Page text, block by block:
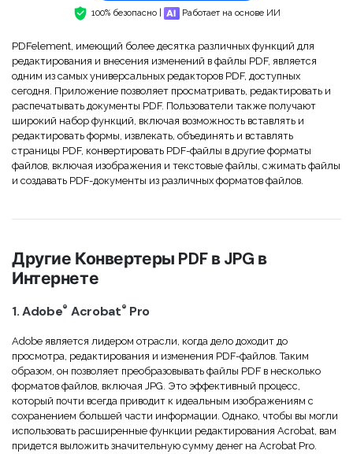
100% безопасно | Работает на основе ИИ
PDFelement, имеющий более десятка различных функций для
редактирования и внесения изменений в файлы PDF, является
одним из самых универсальных редакторов PDF, доступных
сегодня. Приложение позволяет просматривать, редактировать и
распечатывать документы PDF. Пользователи также получают
широкий набор функций, включая возможность вставлять и
редактировать формы, извлекать, объединять и вставлять
страницы PDF, конвертировать PDF-файлы в другие форматы
файлов, включая изображения и текстовые файлы, сжимать файлы
и создавать PDF-документы из различных форматов файлов.
Другие Конвертеры PDF в JPG в
Интернете
1. Adobe® Acrobat® Pro
Adobe является лидером отрасли, когда дело доходит до
просмотра, редактирования и изменения PDF-файлов. Таким
образом, он позволяет преобразовывать файлы PDF в несколько
форматов файлов, включая JPG. Это эффективный процесс,
который почти всегда приводит к идеальным изображениям с
сохранением большей части информации. Однако, чтобы вы могли
использовать расширенные функции редактирования Acrobat, вам
придется выложить значительную сумму денег на Acrobat Pro.